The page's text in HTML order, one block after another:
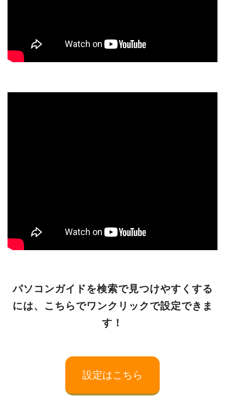
パソコンガイドを検索で見つけやすくする
には、こちらでワンクリックで設定できま
す！
設定はこちら